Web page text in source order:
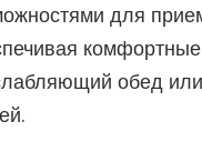
для
обед или